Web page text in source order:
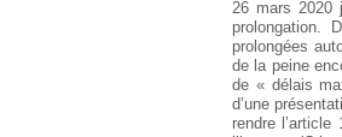
26 mars 2020
prolongation.
prolongées
de la peine
de « délais
d’une
rendre